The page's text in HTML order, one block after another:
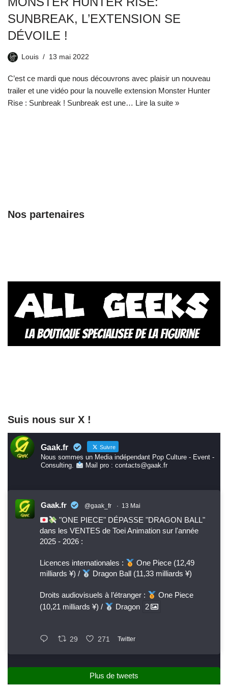
SUNBREAK, L’EXTENSION SE
DÉVOILE !
Louis 13 mai 2022
C’est ce mardi que nous découvrons avec plaisir un nouveau
trailer et une vidéo pour la nouvelle extension Monster Hunter
Rise : Sunbreak ! Sunbreak est une… Lire la suite »
Nos partenaires
Suis nous sur X !
Gaak.fr Suivre
Nous sommes un Media indépendant Pop Culture - Event -
Consulting.
Mail pro : contacts@gaak.fr
Gaak.fr @gaak_fr · 13 Mai
"ONE PIECE" DÉPASSE "DRAGON BALL"
dans les VENTES de Toei Animation sur l'année
2025 - 2026 :
Licences internationales :
One Piece (12,49
milliards ¥) /
Dragon Ball (11,33 milliards ¥)
Droits audiovisuels à l’étranger :
One Piece
(10,21 milliards ¥) /
Dragon 2
29 271 Twitter
Plus de tweets